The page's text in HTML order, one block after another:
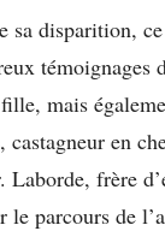
sa disparition,
témoignages
mais
castagneur en
Laborde, frère
parcours de